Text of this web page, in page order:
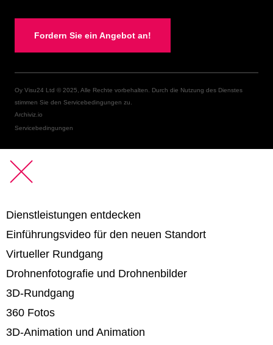
Fordern Sie ein Angebot an!
Oy Visu24 Ltd © 2025, Alle Rechte vorbehalten. Durch die Nutzung des Dienstes
stimmen Sie den Servicebedingungen zu.
Archiviz.io
Servicebedingungen
Dienstleistungen entdecken
Einführungsvideo für den neuen Standort
Virtueller Rundgang
Drohnenfotografie und Drohnenbilder
3D-Rundgang
360 Fotos
3D-Animation und Animation